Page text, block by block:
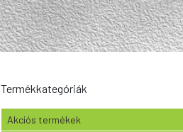
Termékkategóriák
Akciós termékek